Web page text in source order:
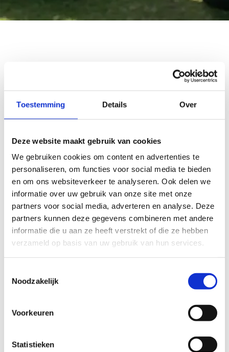
Toestemming Details Over
Deze website maakt gebruik van cookies
We gebruiken cookies om content en advertenties te
personaliseren, om functies voor social media te bieden
en om ons websiteverkeer te analyseren. Ook delen we
informatie over uw gebruik van onze site met onze
partners voor social media, adverteren en analyse. Deze
partners kunnen deze gegevens combineren met andere
informatie die u aan ze heeft verstrekt of die ze hebben
verzameld op basis van uw gebruik van hun services.
Noodzakelijk
Voorkeuren
Statistieken
Schrijf je in
Helaas moeten we dit event uitstellen.
Snuister zeker in ons ruim opleidings- en
bijscholingsaanbod en misschien mogen we je dan wel
snel op één van onze andere activiteiten verwelkomen.